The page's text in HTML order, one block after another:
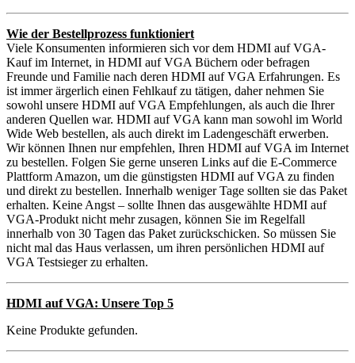
Wie der Bestellprozess funktioniert
Viele Konsumenten informieren sich vor dem HDMI auf VGA-
Kauf im Internet, in HDMI auf VGA Büchern oder befragen
Freunde und Familie nach deren HDMI auf VGA Erfahrungen. Es
ist immer ärgerlich einen Fehlkauf zu tätigen, daher nehmen Sie
sowohl unsere HDMI auf VGA Empfehlungen, als auch die Ihrer
anderen Quellen war. HDMI auf VGA kann man sowohl im World
Wide Web bestellen, als auch direkt im Ladengeschäft erwerben.
Wir können Ihnen nur empfehlen, Ihren HDMI auf VGA im Internet
zu bestellen. Folgen Sie gerne unseren Links auf die E-Commerce
Plattform Amazon, um die günstigsten HDMI auf VGA zu finden
und direkt zu bestellen. Innerhalb weniger Tage sollten sie das Paket
erhalten. Keine Angst – sollte Ihnen das ausgewählte HDMI auf
VGA-Produkt nicht mehr zusagen, können Sie im Regelfall
innerhalb von 30 Tagen das Paket zurückschicken. So müssen Sie
nicht mal das Haus verlassen, um ihren persönlichen HDMI auf
VGA Testsieger zu erhalten.
HDMI auf VGA: Unsere Top 5
Keine Produkte gefunden.